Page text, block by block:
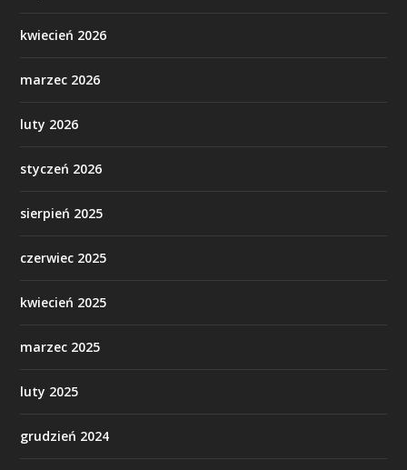
kwiecień 2026
marzec 2026
luty 2026
styczeń 2026
sierpień 2025
czerwiec 2025
kwiecień 2025
marzec 2025
luty 2025
grudzień 2024